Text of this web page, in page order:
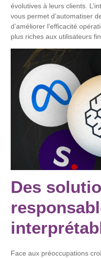
évolutives à leurs clients.
vous permet d’automatiser
d’améliorer l’efficacité
plus riches aux utilisateurs
Des
Face aux préoccupations